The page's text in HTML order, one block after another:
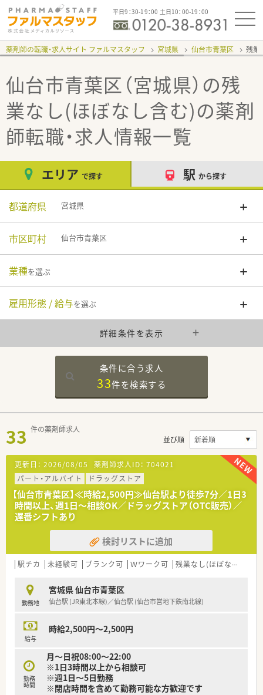
平日9：30-19：00 土日10：00-19：00
薬剤師の転職・求人サイト ファルマスタッフ 宮城県 仙台市青葉区 残業
仙台市青葉区（宮城県）の残
業なし(ほぼなし含む)の薬剤
師転職・求人情報一覧
エリア で探す 駅 から探す
都道府県 宮城県
市区町村 仙台市青葉区
業種を選ぶ
雇用形態 / 給与を選ぶ
詳細条件を表示
条件に合う求人
33件を検索する
33 件の薬剤師求人
並び順
更新日： 2026/08/05 薬剤師求人ID： 704021
パート・アルバイト
ドラッグストア
【仙台市青葉区】≪時給2,500円≫仙台駅より徒歩7分／1日3
時間以上、週1日～相談OK／ドラッグストア（OTC販売）／
遅番シフトあり
検討リストに追加
駅チカ 未経験可 ブランク可 Ｗワーク可 残業なし(ほぼなし含む)
勤務地
宮城県 仙台市青葉区
仙台駅 (JR東北本線)／仙台駅 (仙台市営地下鉄南北線)
給与
時給2,500円～2,500円
勤務
時間
月～日祝08:00～22:00
※1日3時間以上から相談可
※週1日～5日勤務
※閉店時間を含めて勤務可能な方歓迎です